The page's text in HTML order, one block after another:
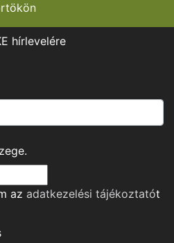
hírlevelére
az adatkezelési tájékoztatót